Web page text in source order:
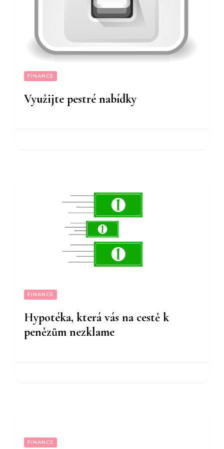
FINANCE
Využijte pestré nabídky
FINANCE
Hypotéka, která vás na cestě k
penězům nezklame
FINANCE